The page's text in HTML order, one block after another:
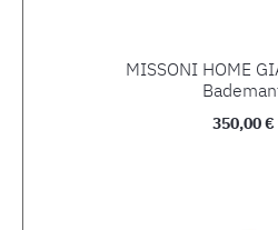
MISSONI HOME
Regulärer
350,00